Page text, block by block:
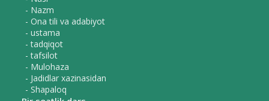
- Nazm
- Ona tili va adabiyot
- ustama
- tadqiqot
- tafsilot
- Mulohaza
- Jadidlar xazinasidan
- Shapaloq